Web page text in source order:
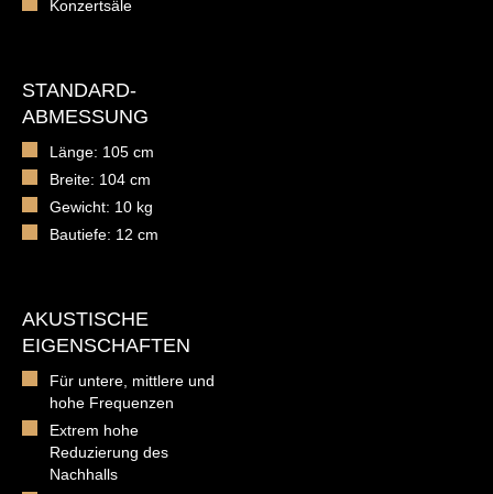
Konzertsäle
STANDARD-
ABMESSUNG
Länge: 105 cm
Breite: 104 cm
Gewicht: 10 kg
Bautiefe: 12 cm
AKUSTISCHE
EIGENSCHAFTEN
Für untere, mittlere und
hohe Frequenzen
Extrem hohe
Reduzierung des
Nachhalls